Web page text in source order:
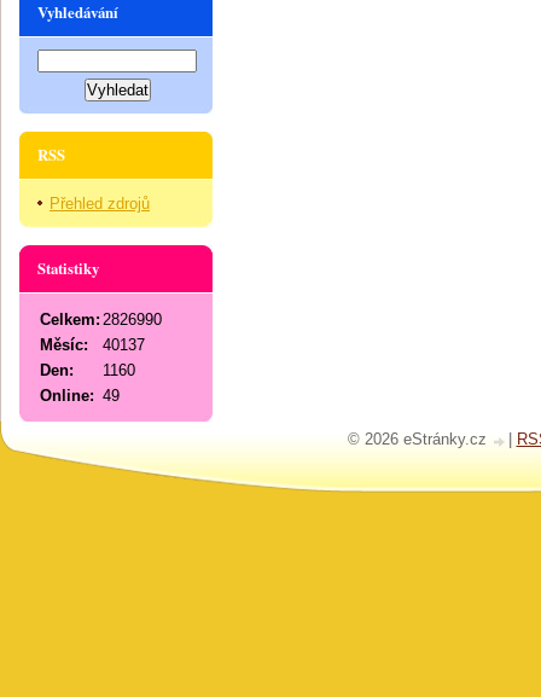
Vyhledávání
RSS
Přehled zdrojů
Statistiky
Online: 49
Celkem: 2826990
Měsíc:
40137
Den:
1160
© 2026 eStránky.cz